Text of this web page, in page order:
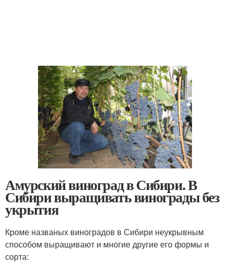
Амурский виноград в Сибири. В
Сибири выращивать винограды без
укрытия
Кроме названых виноградов в Сибири неукрывным
способом выращивают и многие другие его формы и
сорта: